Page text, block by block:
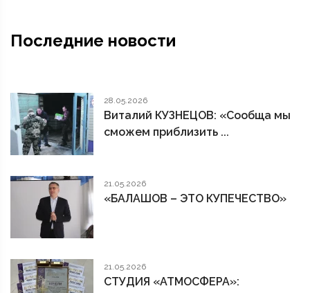
Последние новости
28.05.2026
Виталий КУЗНЕЦОВ: «Сообща мы
сможем приблизить ...
21.05.2026
«БАЛАШОВ – ЭТО КУПЕЧЕСТВО»
21.05.2026
СТУДИЯ «АТМОСФЕРА»: